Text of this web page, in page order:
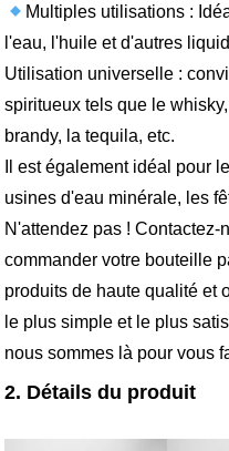
Multiples utilisations :
l'eau, l'huile et d'autres
Utilisation universelle :
spiritueux tels que le
brandy, la tequila, etc.
Il est également idéal pour
usines d'eau minérale, les
N'attendez pas !
commander votre bouteille
produits de haute qualité et
le plus simple et le plus
nous sommes là pour vous
2. Détails du produit